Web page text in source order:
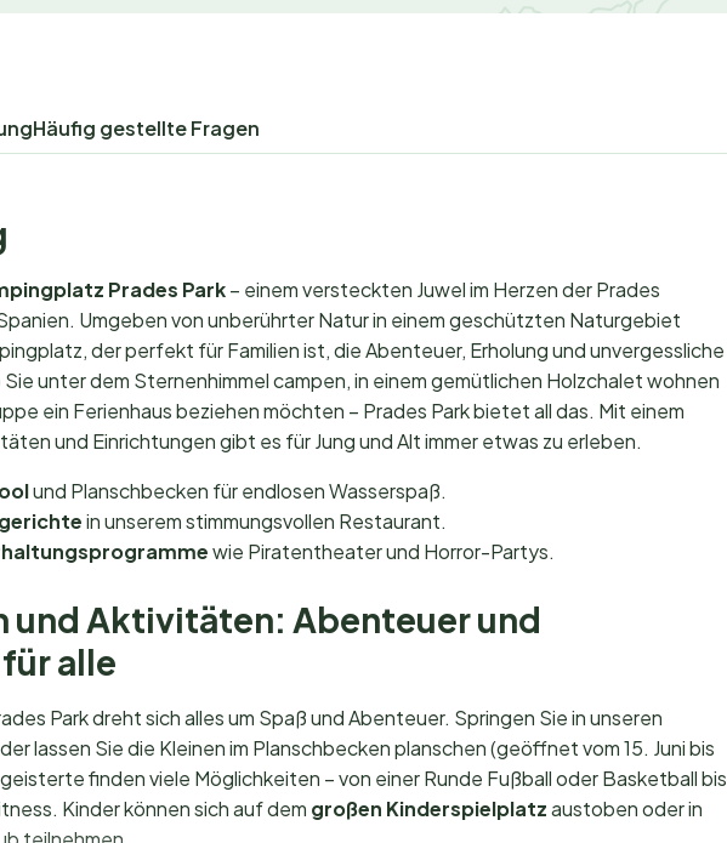
Häufig gestellte Fragen
Prades Park– einem versteckten Juwel im Herzen der Prades
Umgeben von unberührter Natur in einem geschützten Naturgebiet
der perfekt für Familien ist, die Abenteuer, Erholung und unvergessliche
unter dem Sternenhimmel campen, in einem gemütlichen Holzchalet wohnen
ein Ferienhaus beziehen möchten – Prades Park bietet all das. Mit einem
und Einrichtungen gibt es für Jung und Alt immer etwas zu erleben.
und Planschbecken für endlosen Wasserspaß.
in unserem stimmungsvollen Restaurant.
wie Piratentheater und Horror-Partys.
und Aktivitäten: Abenteuer und
alle
Park dreht sich alles um Spaß und Abenteuer. Springen Sie in unseren
lassen Sie die Kleinen im Planschbecken planschen (geöffnet vom 15. Juni bis
finden viele Möglichkeiten – von einer Runde Fußball oder Basketball bis
Kinder können sich auf dem großen Kinderspielplatzaustoben oder in